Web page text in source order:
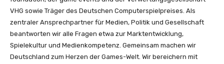
VHG sowie Träger des Deutschen Computerspielpreises. Als
zentraler Ansprechpartner für Medien, Politik und Gesellschaft
beantworten wir alle Fragen etwa zur Marktentwicklung,
Spielekultur und Medienkompetenz. Gemeinsam machen wir
Deutschland zum Herzen der Games-Welt. Wir bereichern mit